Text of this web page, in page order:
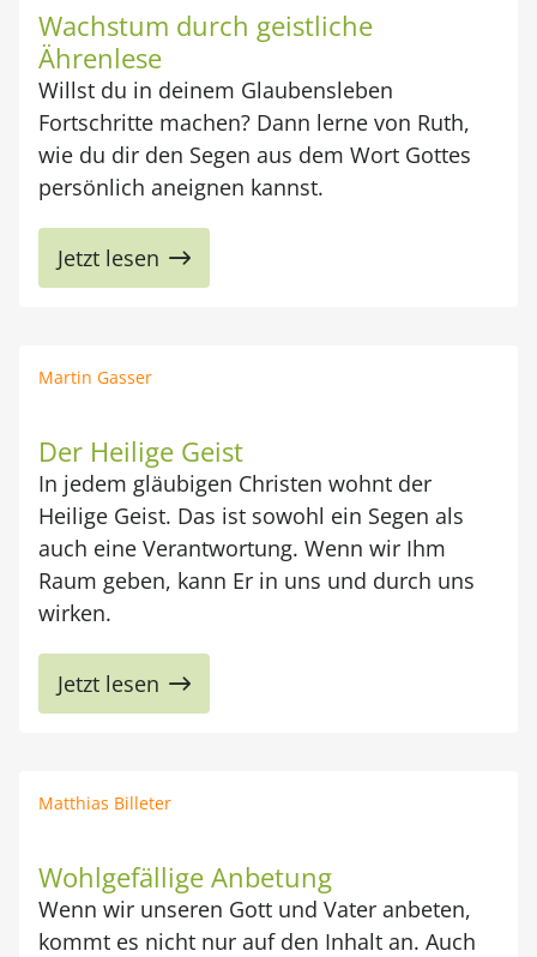
Wachstum durch geistliche
Ährenlese
Willst du in deinem Glaubensleben
Fortschritte machen? Dann lerne von Ruth,
wie du dir den Segen aus dem Wort Gottes
persönlich aneignen kannst.
Jetzt lesen
Martin Gasser
Der Heilige Geist
In jedem gläubigen Christen wohnt der
Heilige Geist. Das ist sowohl ein Segen als
auch eine Verantwortung. Wenn wir Ihm
Raum geben, kann Er in uns und durch uns
wirken.
Jetzt lesen
Matthias Billeter
Wohlgefällige Anbetung
Wenn wir unseren Gott und Vater anbeten,
kommt es nicht nur auf den Inhalt an. Auch